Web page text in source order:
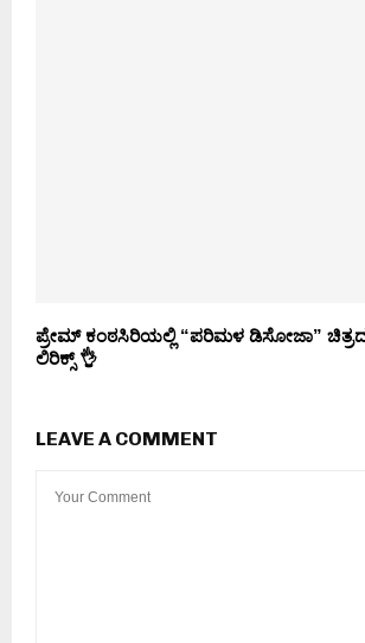
ಪ್ರೇಮ್ ಕಂಠಸಿರಿಯಲ್ಲಿ “ಪರಿಮಳ ಡಿಸೋಜಾ” ಚಿತ್ರದ
ಲಿರಿಕ್ಸ್ 👌
LEAVE A COMMENT